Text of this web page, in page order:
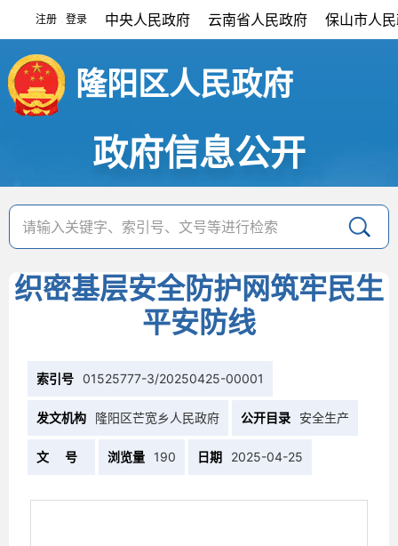
注册 登录 中央人民政府 云南省人民政府 保山市人
隆阳区人民政府
政府信息公开
织密基层安全防护网筑牢民生
平安防线
索引号 01525777-3/20250425-00001
发文机构 隆阳区芒宽乡人民政府 公开目录 安全生产
文 号 浏览量 190 日期 2025-04-25